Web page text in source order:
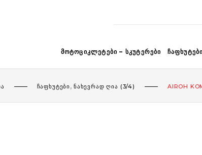
ᲛᲝᲢᲝᲪᲘᲙᲚᲔᲢᲔᲑᲘ – ᲡᲙᲣᲢᲔᲠᲔᲑᲘ ᲩᲐᲤᲮᲣᲢᲔᲑᲘ
ᲩᲐᲤᲮᲣᲢᲔᲑᲘ, ᲜᲐᲮᲔᲕᲠᲐᲓ ᲦᲘᲐ (3/4) AIROH